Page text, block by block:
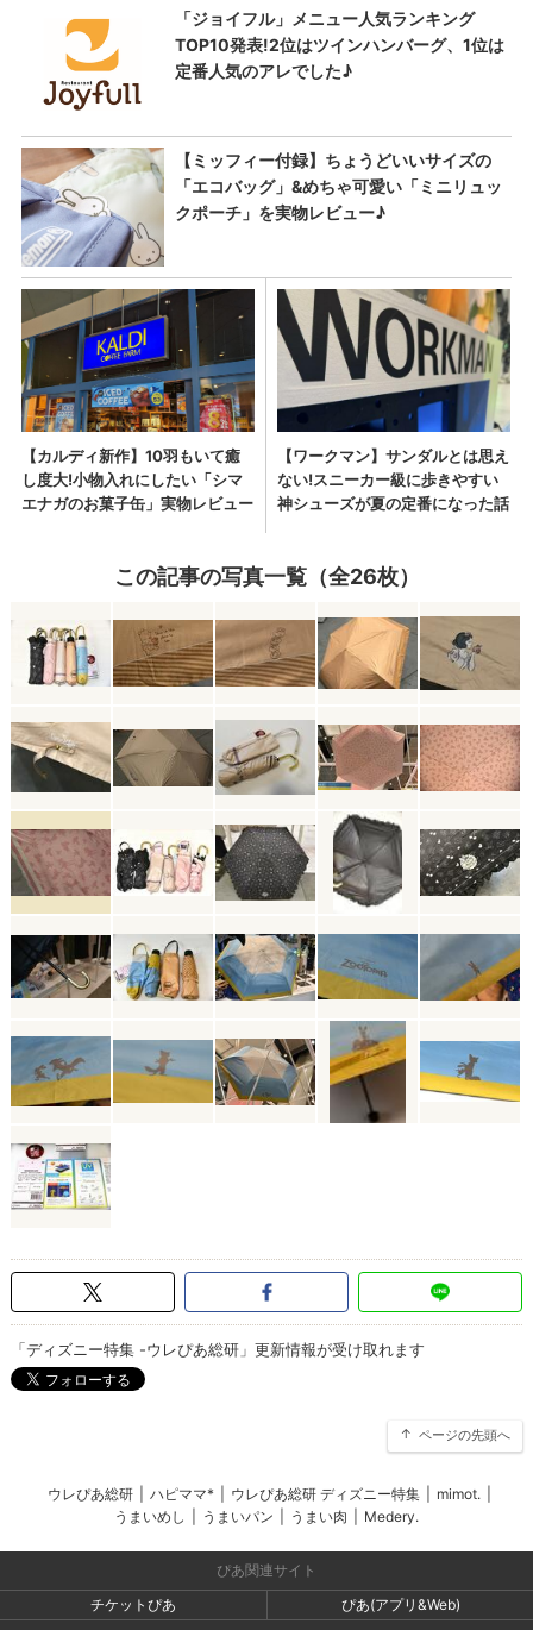
この記事の写真一覧（全26枚）
「ディズニー特集 -ウレぴあ総研」更新情報が受け取れます
ページの先頭へ
ウレぴあ総研 ハピママ* ウレぴあ総研 ディズニー特集 mimot.
うまいめし
うまいパン うまい肉 Medery.
ぴあ関連サイト
チケットぴあ
ぴあ(アプリ&Web)